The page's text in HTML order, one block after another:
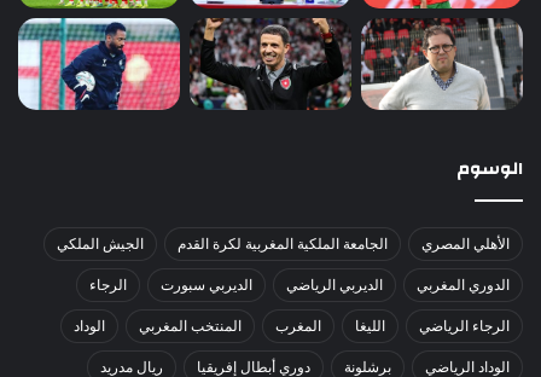
الوسوم
الأهلي المصري الجامعة الملكية المغربية لكرة القدم الجيش الملكي
الدوري المغربي الديربي الرياضي الديربي سبورت الرجاء
الرجاء الرياضي الليغا المغرب المنتخب المغربي الوداد
الوداد الرياضي برشلونة دوري أبطال إفريقيا ريال مدريد